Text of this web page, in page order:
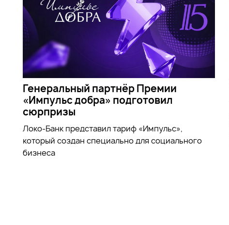
Генеральный партнёр Премии
«Импульс добра» подготовил
сюрпризы
Локо-Банк представил тариф «Импульс»,
который создан специально для социального
бизнеса